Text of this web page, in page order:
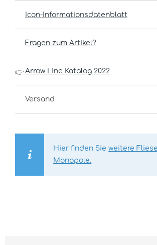
Icon-Informationsdatenblatt
Fragen zum Artikel?
👉 Arrow Line Katalog 2022
Versand
Hier finden Sieweitere
Monopole.